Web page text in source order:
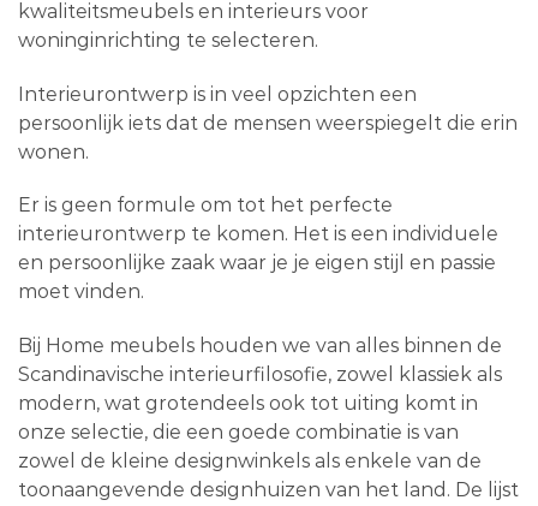
kwaliteitsmeubels en interieurs voor
woninginrichting te selecteren.
Interieurontwerp is in veel opzichten een
persoonlijk iets dat de mensen weerspiegelt die erin
wonen.
Er is geen formule om tot het perfecte
interieurontwerp te komen. Het is een individuele
en persoonlijke zaak waar je je eigen stijl en passie
moet vinden.
Bij Home meubels houden we van alles binnen de
Scandinavische interieurfilosofie, zowel klassiek als
modern, wat grotendeels ook tot uiting komt in
onze selectie, die een goede combinatie is van
zowel de kleine designwinkels als enkele van de
toonaangevende designhuizen van het land. De lijst